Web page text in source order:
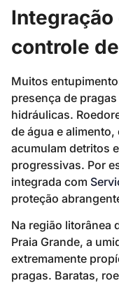
controle
Muitos
presença de
hidráulicas.
de água e
acumulam detritos
progressivas. Por
integrada com
proteção
Na região litorânea
Praia Grande, a
extremamente
pragas. Baratas,